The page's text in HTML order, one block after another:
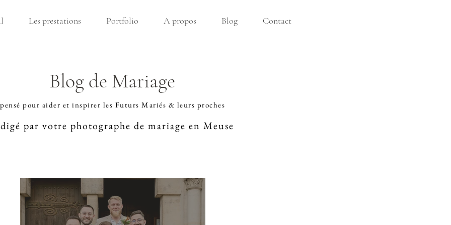
Les prestations Portfolio A propos Blog Contact
Blog de Mariage
pensé pour aider et inspirer les Futurs Mariés & leurs proches
par votre photographe de mariage en Meuse